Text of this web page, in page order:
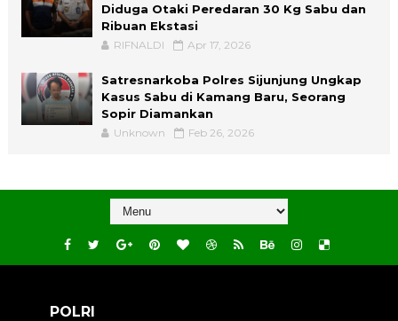
Diduga Otaki Peredaran 30 Kg Sabu dan
Ribuan Ekstasi
RIFNALDI Apr 17, 2026
Satresnarkoba Polres Sijunjung Ungkap
Kasus Sabu di Kamang Baru, Seorang
Sopir Diamankan
Unknown Feb 26, 2026
POLRI